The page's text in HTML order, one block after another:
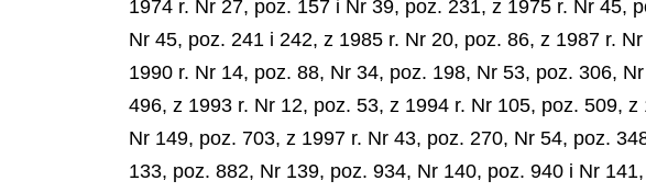
1974 r. Nr 27, poz. 157 i Nr 39, poz. 231, z 1975 r. Nr 45,
Nr 45, poz. 241 i 242, z 1985 r. Nr 20, poz. 86, z 1987 r.
1990 r. Nr 14, poz. 88, Nr 34, poz. 198, Nr 53, poz. 306,
496, z 1993 r. Nr 12, poz. 53, z 1994 r. Nr 105, poz. 509,
Nr 149, poz. 703, z 1997 r. Nr 43, poz. 270, Nr 54, poz.
133, poz. 882, Nr 139, poz. 934, Nr 140, poz. 940 i Nr